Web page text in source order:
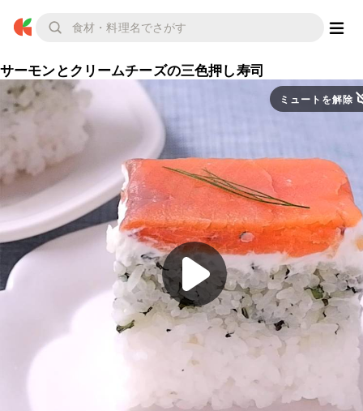
サーモンとクリームチーズの三色押し寿司
ミュートを解除